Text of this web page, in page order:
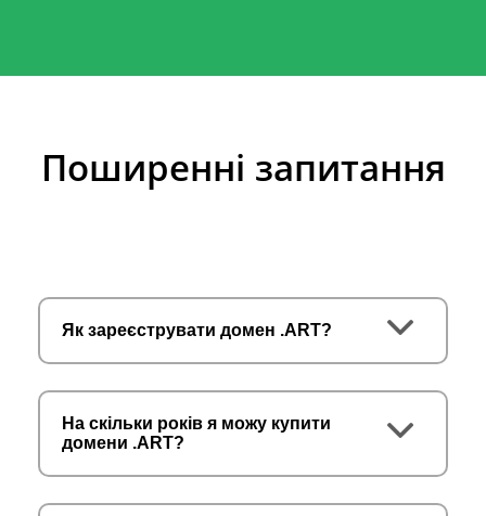
Поширенні запитання
Як зареєструвати домен .ART?
На скільки років я можу купити
домени .ART?